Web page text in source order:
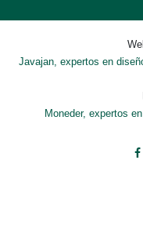
Javajan, expertos en
Moneder, expertos